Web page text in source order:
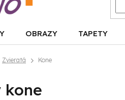
OBRAZY TAPETY
Zvieratá Kone
kone